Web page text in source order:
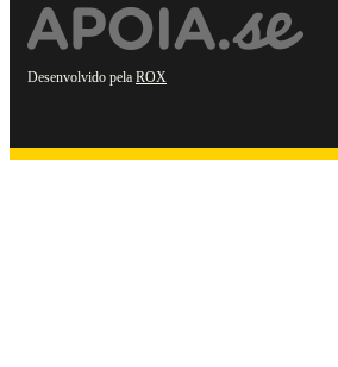
Desenvolvido pela ROX